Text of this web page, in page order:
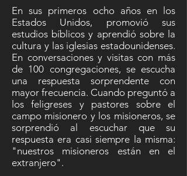
En sus primeros ocho años en los
Estados Unidos, promovió sus
estudios bíblicos y aprendió sobre la
cultura y las iglesias estadounidenses.
En conversaciones y visitas con más
de 100 congregaciones, se escucha
una respuesta sorprendente con
mayor frecuencia. Cuando preguntó a
los feligreses y pastores sobre el
campo misionero y los misioneros, se
sorprendió al escuchar que su
respuesta era casi siempre la misma:
"nuestros misioneros están en el
extranjero".